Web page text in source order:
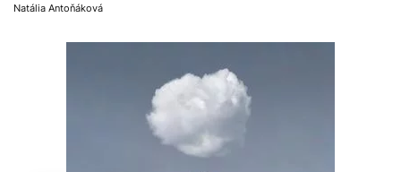
Natália Antoňáková